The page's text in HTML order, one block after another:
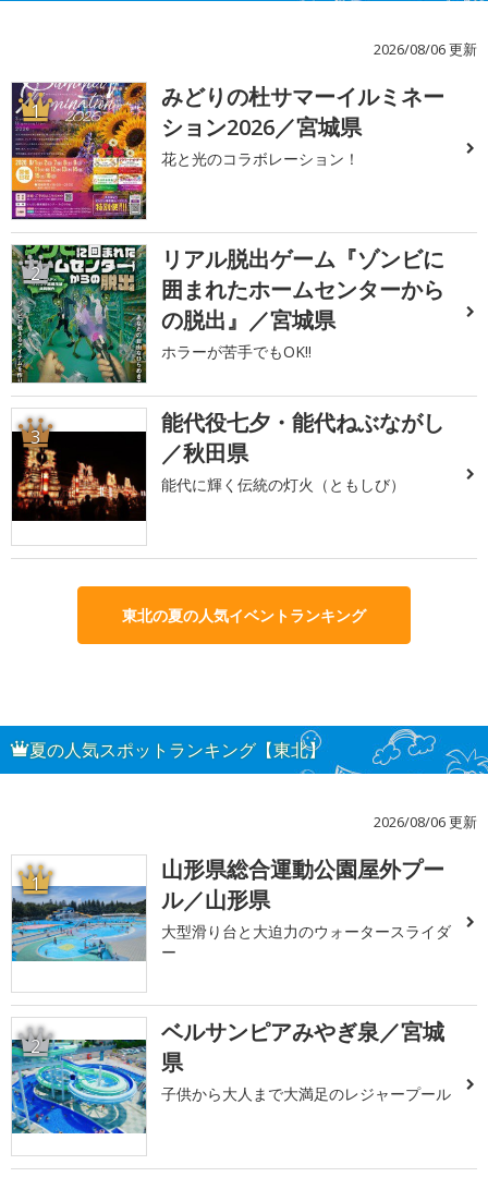
2026/08/06 更新
1
みどりの杜サマーイルミネー
ション2026／宮城県
花と光のコラボレーション！
2
リアル脱出ゲーム『ゾンビに
囲まれたホームセンターから
の脱出』／宮城県
ホラーが苦手でもOK!!
3
能代役七夕・能代ねぶながし
／秋田県
能代に輝く伝統の灯火（ともしび）
東北の夏の人気イベントランキング
夏の人気スポットランキング【東北】
2026/08/06 更新
1
山形県総合運動公園屋外プー
ル／山形県
大型滑り台と大迫力のウォータースライダ
ー
2
ベルサンピアみやぎ泉／宮城
県
子供から大人まで大満足のレジャープール